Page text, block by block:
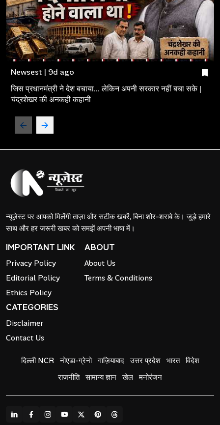
Newsest | 9d ago
जिस प्रधानमंत्री ने देश बचाया... लेकिन अपनी सरकार नहीं बचा सके |
चंद्रशेखर की अनकही कहानी
न्यूज़ेस्ट पर आपको मिलेंगी ताज़ा और सटीक खबरें, बिना शोर-शराबे के। जुड़े हमारे
साथ और हर जरूरी खबर को समझें अपनी भाषा में।
IMPORTANT LINK
Privacy Policy
Editorial Policy
Ethics Policy
ABOUT
About Us
Terms & Conditions
CATEGORIES
Disclaimer
Contact Us
दिल्ली NCR नोएडा-ग्रेनो गाज़ियाबाद उत्तर प्रदेश भारत विदेश
राजनीति सामान्य ज्ञान खेल मनोरंजन